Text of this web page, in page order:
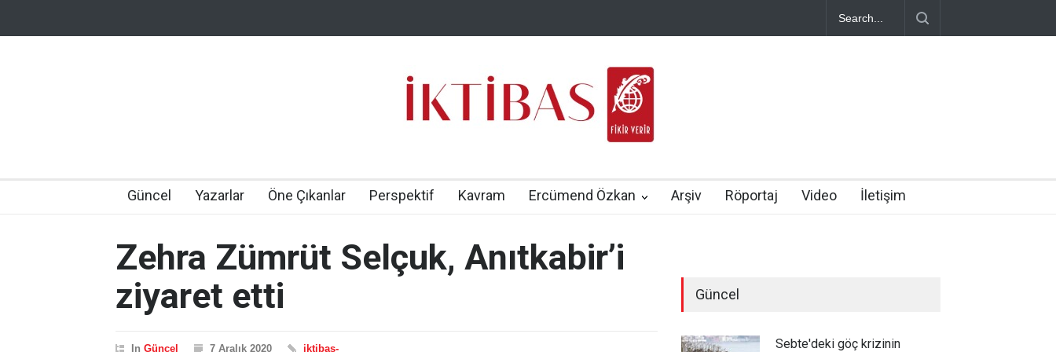
Güncel Yazarlar Öne Çıkanlar Perspektif Kavram Ercümend Özkan Arşiv Röportaj Video İletişim
Zehra Zümrüt Selçuk, Anıtkabir’i
ziyaret etti
In Güncel 7 Aralık 2020 iktibas-
Güncel
Sebte'deki göç krizinin